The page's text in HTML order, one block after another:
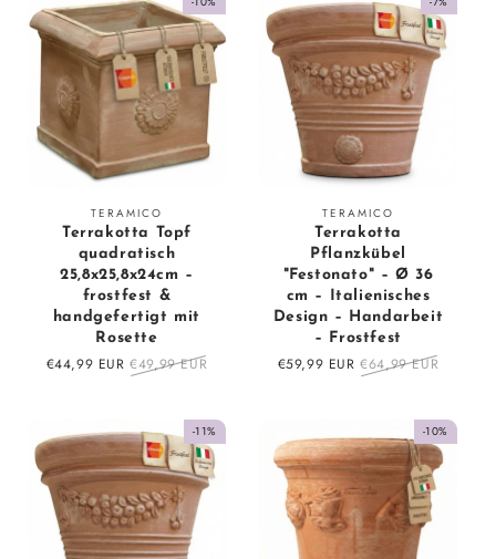
Vendor:
TERAMICO
Terrakotta Topf
quadratisch
25,8x25,8x24cm –
frostfest &
handgefertigt mit
Rosette
Sale
€44,99 EUR Regular
€49,99 EUR
Vendor:
TERAMICO
Terrakotta
Pflanzkübel
"Festonato" – Ø 36
cm – Italienisches
Design – Handarbeit
– Frostfest
Sale
€59,99 EUR Regular
€64,99 EUR
-11% -10%